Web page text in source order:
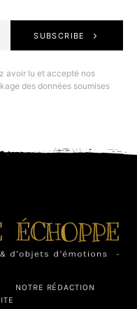
SUBSCRIBE
avoir lu et accepté nos
des données soumises
NOTRE RÉDACTION